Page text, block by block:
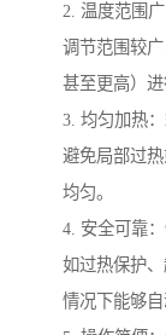
2. 温度范围
调节范围较
甚至更高）进
3. 均匀加热
避免局部过
均匀。
4. 安全可靠
如过热保护
情况下能够自